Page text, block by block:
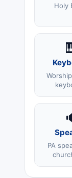
Holy
PA